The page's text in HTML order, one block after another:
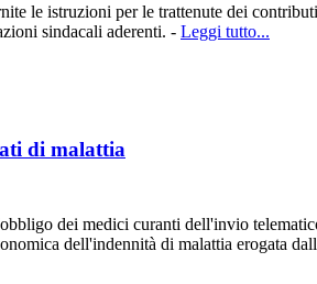
le istruzioni per le trattenute dei
sindacali aderenti. - Leggi tutto...
di malattia
dei medici curanti dell'invio
dell'indennità di malattia erogata